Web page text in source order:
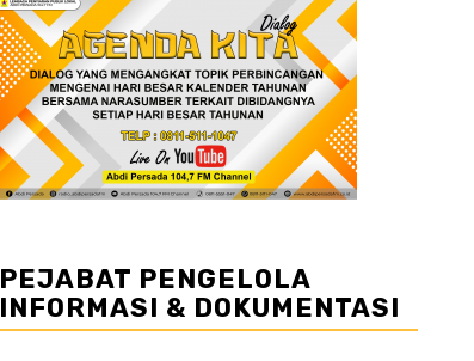
PEJABAT PENGELOLA
INFORMASI & DOKUMENTASI